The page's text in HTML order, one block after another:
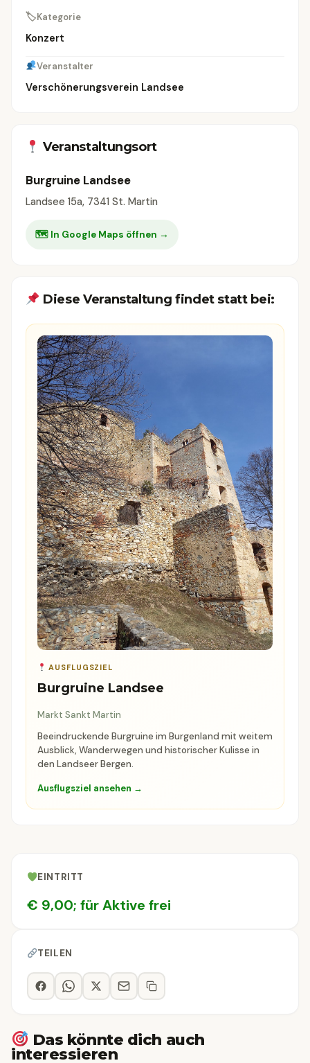
🏷Kategorie
Konzert
Veranstalter
Verschönerungsverein Landsee
Veranstaltungsort
Burgruine Landsee
Landsee 15a, 7341 St. Martin
🗺 In Google Maps öffnen →
Diese Veranstaltung findet statt bei:
AUSFLUGSZIEL
Burgruine Landsee
Markt Sankt Martin
Beeindruckende Burgruine im Burgenland mit weitem
Ausblick, Wanderwegen und historischer Kulisse in
den Landseer Bergen.
Ausflugsziel ansehen →
EINTRITT
€ 9,00; für Aktive frei
TEILEN
Das könnte dich auch
interessieren